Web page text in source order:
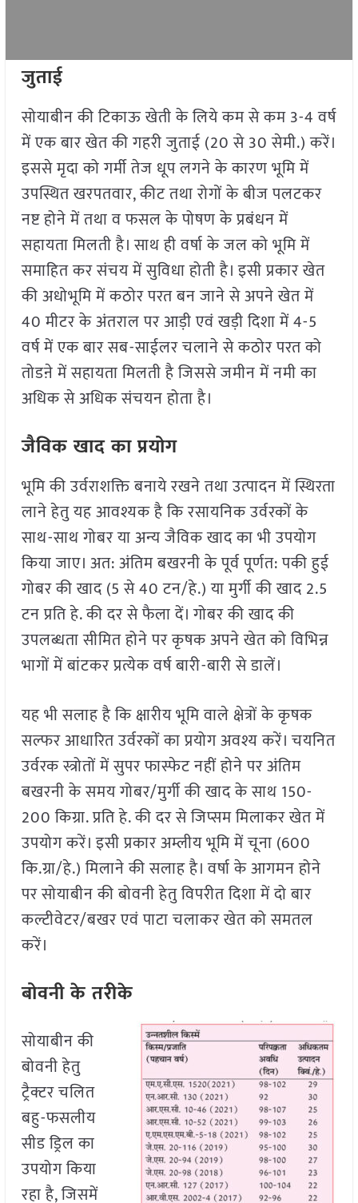
जुताई
सोयाबीन की टिकाऊ खेती के लिये कम से कम 3-4 वर्ष
में एक बार खेत की गहरी जुताई (20 से 30 सेमी.) करें।
इससे मृदा को गर्मी तेज धूप लगने के कारण भूमि में
उपस्थित खरपतवार, कीट तथा रोगों के बीज पलटकर
नष्ट होने में तथा व फसल के पोषण के प्रबंधन में
सहायता मिलती है। साथ ही वर्षा के जल को भूमि में
समाहित कर संचय में सुविधा होती है। इसी प्रकार खेत
की अधोभूमि में कठोर परत बन जाने से अपने खेत में
40 मीटर के अंतराल पर आड़ी एवं खड़ी दिशा में 4-5
वर्ष में एक बार सब-साईलर चलाने से कठोर परत को
तोडऩे में सहायता मिलती है जिससे जमीन में नमी का
अधिक से अधिक संचयन होता है।
जैविक खाद का प्रयोग
भूमि की उर्वराशक्ति बनाये रखने तथा उत्पादन में स्थिरता
लाने हेतु यह आवश्यक है कि रसायनिक उर्वरकों के
साथ-साथ गोबर या अन्य जैविक खाद का भी उपयोग
किया जाए। अत: अंतिम बखरनी के पूर्व पूर्णत: पकी हुई
गोबर की खाद (5 से 40 टन/हे.) या मुर्गी की खाद 2.5
टन प्रति हे. की दर से फैला दें। गोबर की खाद की
उपलब्धता सीमित होने पर कृषक अपने खेत को विभिन्न
भागों में बांटकर प्रत्येक वर्ष बारी-बारी से डालें।
यह भी सलाह है कि क्षारीय भूमि वाले क्षेत्रों के कृषक
सल्फर आधारित उर्वरकों का प्रयोग अवश्य करें। चयनित
उर्वरक स्त्रोतों में सुपर फास्फेट नहीं होने पर अंतिम
बखरनी के समय गोबर/मुर्गी की खाद के साथ 150-
200 किग्रा. प्रति हे. की दर से जिप्सम मिलाकर खेत में
उपयोग करें। इसी प्रकार अम्लीय भूमि में चूना (600
कि.ग्रा/हे.) मिलाने की सलाह है। वर्षा के आगमन होने
पर सोयाबीन की बोवनी हेतु विपरीत दिशा में दो बार
कल्टीवेटर/बखर एवं पाटा चलाकर खेत को समतल
करें।
बोवनी के तरीके
सोयाबीन की
बोवनी हेतु
ट्रैक्टर चलित
बहु-फसलीय
सीड ड्रिल का
उपयोग किया
रहा है, जिसमें